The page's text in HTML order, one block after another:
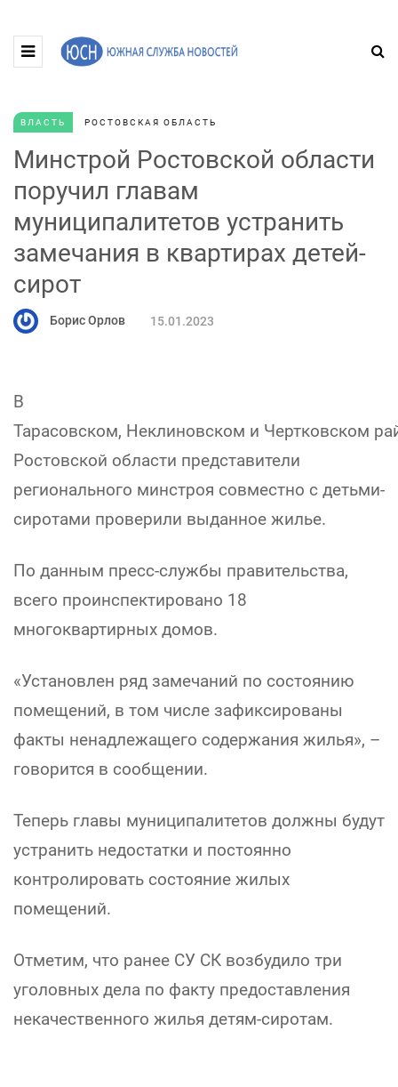
ВЛАСТЬ РОСТОВСКАЯ ОБЛАСТЬ
Минстрой Ростовской области
поручил главам
муниципалитетов устранить
замечания в квартирах детей-
сирот
Борис Орлов 15.01.2023
В
Тарасовском, Неклиновском и Чертковском
Ростовской области представители
регионального минстроя совместно с детьми-
сиротами проверили выданное жилье.
По данным пресс-службы правительства,
всего проинспектировано 18
многоквартирных домов.
«Установлен ряд замечаний по состоянию
помещений, в том числе зафиксированы
факты ненадлежащего содержания жилья», –
говорится в сообщении.
Теперь главы муниципалитетов должны будут
устранить недостатки и постоянно
контролировать состояние жилых
помещений.
Отметим, что ранее СУ СК возбудило три
уголовных дела по факту предоставления
некачественного жилья детям-сиротам.